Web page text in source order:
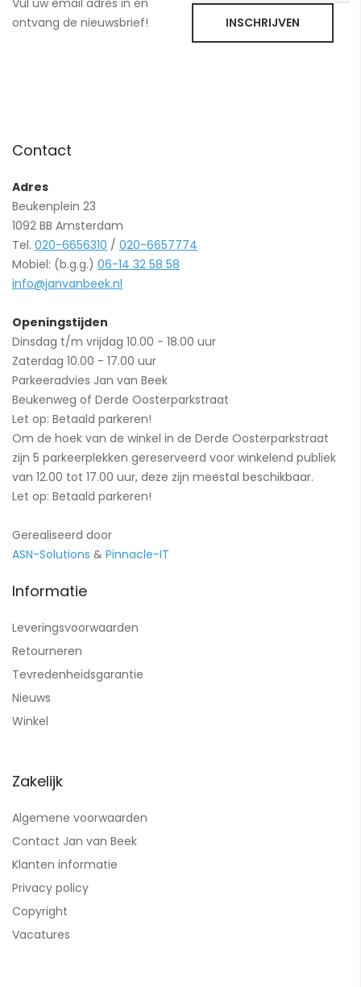
ontvang de nieuwsbrief!
INSCHRIJVEN
Contact
Adres
Beukenplein 23
1092 BB Amsterdam
Tel. 020-6656310 / 020-6657774
Mobiel: (b.g.g.) 06-14 32 58 58
info@janvanbeek.nl
Openingstijden
Dinsdag t/m vrijdag 10.00 - 18.00 uur
Zaterdag 10.00 - 17.00 uur
Parkeeradvies Jan van Beek
Beukenweg of Derde Oosterparkstraat
Let op: Betaald parkeren!
Om de hoek van de winkel in de Derde Oosterparkstraat
zijn 5 parkeerplekken gereserveerd voor winkelend publiek
van 12.00 tot 17.00 uur, deze zijn meestal beschikbaar.
Let op: Betaald parkeren!
Gerealiseerd door
ASN-Solutions & Pinnacle-IT
Informatie
Leveringsvoorwaarden
Retourneren
Tevredenheidsgarantie
Nieuws
Winkel
Zakelijk
Algemene voorwaarden
Contact Jan van Beek
Klanten informatie
Privacy policy
Copyright
Vacatures